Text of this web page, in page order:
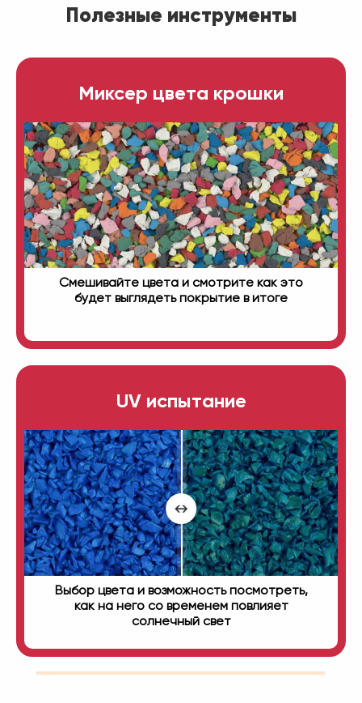
Полезные инструменты
Миксер цвета крошки
Смешивайте цвета и смотрите как это
будет выглядеть покрытие в итоге
UV испытание
Выбор цвета и возможность посмотреть,
как на него со временем повлияет
солнечный свет